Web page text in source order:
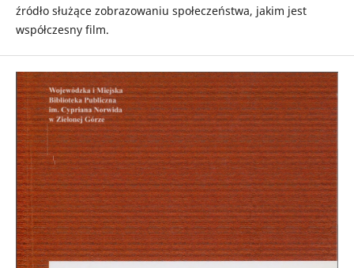
źródło służące zobrazowaniu społeczeństwa, jakim jest
współczesny film.